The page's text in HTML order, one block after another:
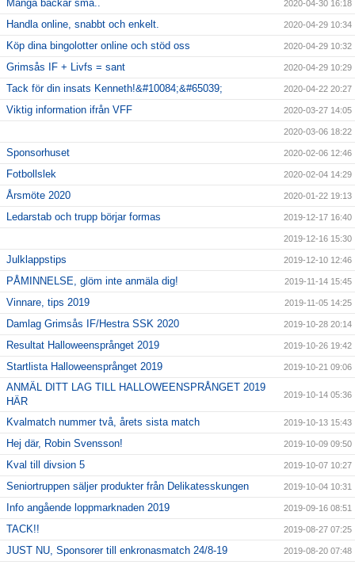
Många bäckar små.. 2020-04-30 16:18
Handla online, snabbt och enkelt. 2020-04-29 10:34
Köp dina bingolotter online och stöd oss 2020-04-29 10:32
Grimsås IF + Livfs = sant 2020-04-29 10:29
Tack för din insats Kenneth!&#10084;&#65039; 2020-04-22 20:27
Viktig information ifrån VFF 2020-03-27 14:05
2020-03-06 18:22
Sponsorhuset 2020-02-06 12:46
Fotbollslek 2020-02-04 14:29
Årsmöte 2020 2020-01-22 19:13
Ledarstab och trupp börjar formas 2019-12-17 16:40
2019-12-16 15:30
Julklappstips 2019-12-10 12:46
PÅMINNELSE, glöm inte anmäla dig! 2019-11-14 15:45
Vinnare, tips 2019 2019-11-05 14:25
Damlag Grimsås IF/Hestra SSK 2020 2019-10-28 20:14
Resultat Halloweensprånget 2019 2019-10-26 19:42
Startlista Halloweensprånget 2019 2019-10-21 09:06
ANMÄL DITT LAG TILL HALLOWEENSPRÅNGET 2019
HÄR
2019-10-14 05:36
Kvalmatch nummer två, årets sista match 2019-10-13 15:43
Hej där, Robin Svensson! 2019-10-09 09:50
Kval till divsion 5 2019-10-07 10:27
Seniortruppen säljer produkter från Delikatesskungen 2019-10-04 10:31
Info angående loppmarknaden 2019 2019-09-16 08:51
TACK!! 2019-08-27 07:25
JUST NU, Sponsorer till enkronasmatch 24/8-19 2019-08-20 07:48